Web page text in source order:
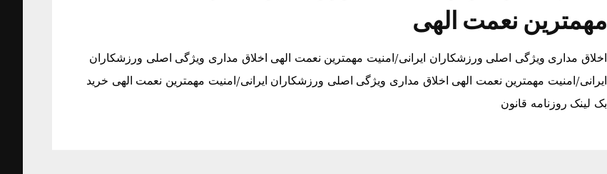
مهمترین نعمت الهی
اخلاق مداری ویژگی اصلی ورزشکاران ایرانی/امنیت مهمترین نعمت الهی اخلاق مداری ویژگی اصلی ورزشکاران
ایرانی/امنیت مهمترین نعمت الهی اخلاق مداری ویژگی اصلی ورزشکاران ایرانی/امنیت مهمترین نعمت الهی خرید
بک لینک روزنامه قانون